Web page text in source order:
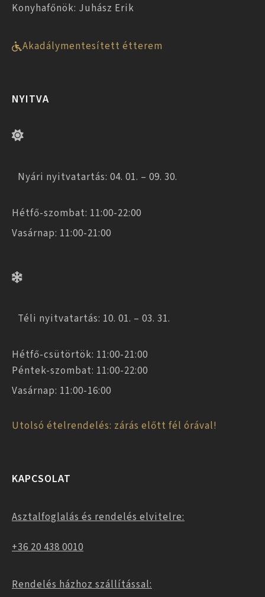
Konyhafőnök: Juhász Erik
Akadálymentesített étterem
NYITVA
Nyári nyitvatartás: 04. 01. – 09. 30.
Hétfő-szombat: 11:00-22:00
Vasárnap: 11:00-21:00
Téli nyitvatartás: 10. 01. – 03. 31.
Hétfő-csütörtök: 11:00-21:00
Péntek-szombat: 11:00-22:00
Vasárnap: 11:00-16:00
Utolsó ételrendelés: zárás előtt fél órával!
KAPCSOLAT
Asztalfoglalás és rendelés elvitelre:
+36 20 438 0010
Rendelés házhoz szállítással: